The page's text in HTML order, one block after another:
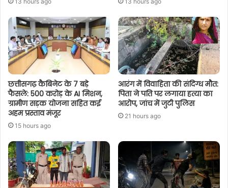
छत्तीसगढ़ कैबिनेट के 7 बड़े
फैसले: 500 करोड़ के AI मिशन,
ग्रामीण सड़क योजना सहित कई
अहम प्रस्ताव मंजूर
15 hours ago
आरंग में विवाहिता की संदिग्ध मौत:
पिता ने पति पर लगाया हत्या का
आरोप, जांच में जुटी पुलिस
21 hours ago